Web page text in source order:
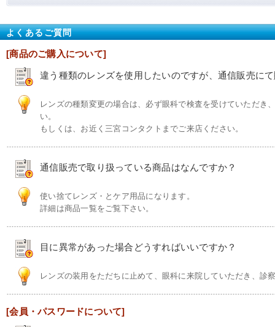
よくあるご質問
[商品のご購入について]
違う種類のレンズを使用したいのですが、通信販売に
レンズの種類変更の場合は、必ず眼科で検査を受けていただき
い。
もしくは、お近く三宮コンタクトまでご来店ください。
通信販売で取り扱っている商品はなんですか？
使い捨てレンズ・とケア用品になります。
詳細は商品一覧をご覧下さい。
目に異常があった場合どうすればいいですか？
レンズの装用をただちに止めて、眼科に来院していただき、診
[会員・パスワードについて]